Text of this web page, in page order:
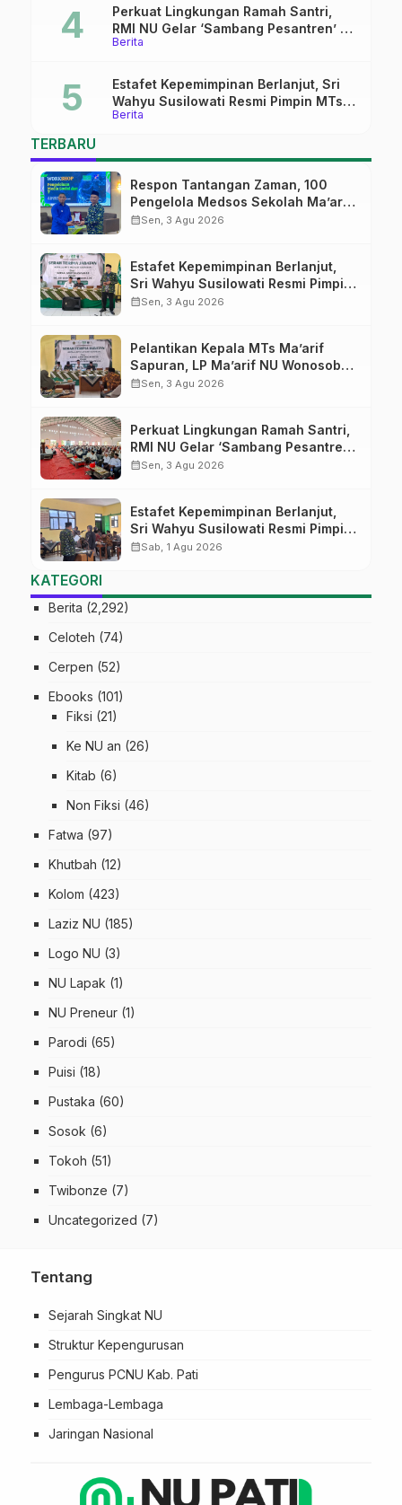
Berita
Perkuat Lingkungan Ramah Santri,
RMI NU Gelar ‘Sambang Pesantren’ di
Pati
Berita
Estafet Kepemimpinan Berlanjut, Sri
Wahyu Susilowati Resmi Pimpin MTs
Ma’arif Sapuran
TERBARU
Respon Tantangan Zaman, 100
Pengelola Medsos Sekolah Ma’arif
Pekalongan Ikuti Pelatihan Literasi
calendar_monthSen, 3 Agu 2026
Estafet Kepemimpinan Berlanjut,
Sri Wahyu Susilowati Resmi Pimpin
MTs Ma’arif Sapuran
calendar_monthSen, 3 Agu 2026
Pelantikan Kepala MTs Ma’arif
Sapuran, LP Ma’arif NU Wonosobo
Tekankan Lima Amanah
calendar_monthSen, 3 Agu 2026
Perkuat Lingkungan Ramah Santri,
RMI NU Gelar ‘Sambang Pesantren’
di Pati
calendar_monthSen, 3 Agu 2026
Estafet Kepemimpinan Berlanjut,
Sri Wahyu Susilowati Resmi Pimpin
MTs Ma’arif Sapuran
calendar_monthSab, 1 Agu 2026
KATEGORI
Berita (2,292)
Celoteh (74)
Cerpen (52)
Ebooks (101)
Fiksi (21)
Ke NU an (26)
Kitab (6)
Non Fiksi (46)
Fatwa (97)
Khutbah (12)
Kolom (423)
Laziz NU (185)
Logo NU (3)
NU Lapak (1)
NU Preneur (1)
Parodi (65)
Puisi (18)
Pustaka (60)
Sosok (6)
Tokoh (51)
Twibonze (7)
Uncategorized (7)
Tentang
Sejarah Singkat NU
Struktur Kepengurusan
Pengurus PCNU Kab. Pati
Lembaga-Lembaga
Jaringan Nasional